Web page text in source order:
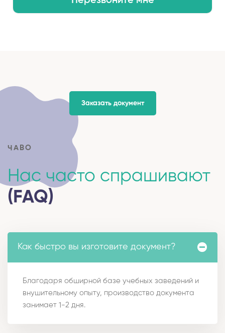
Заказать документ
ЧАВО
Нас часто спрашивают
(FAQ)
Как быстро вы изготовите документ?
Благодаря обширной базе учебных заведений и
внушительному опыту, производство документа
занимает 1-2 дня.